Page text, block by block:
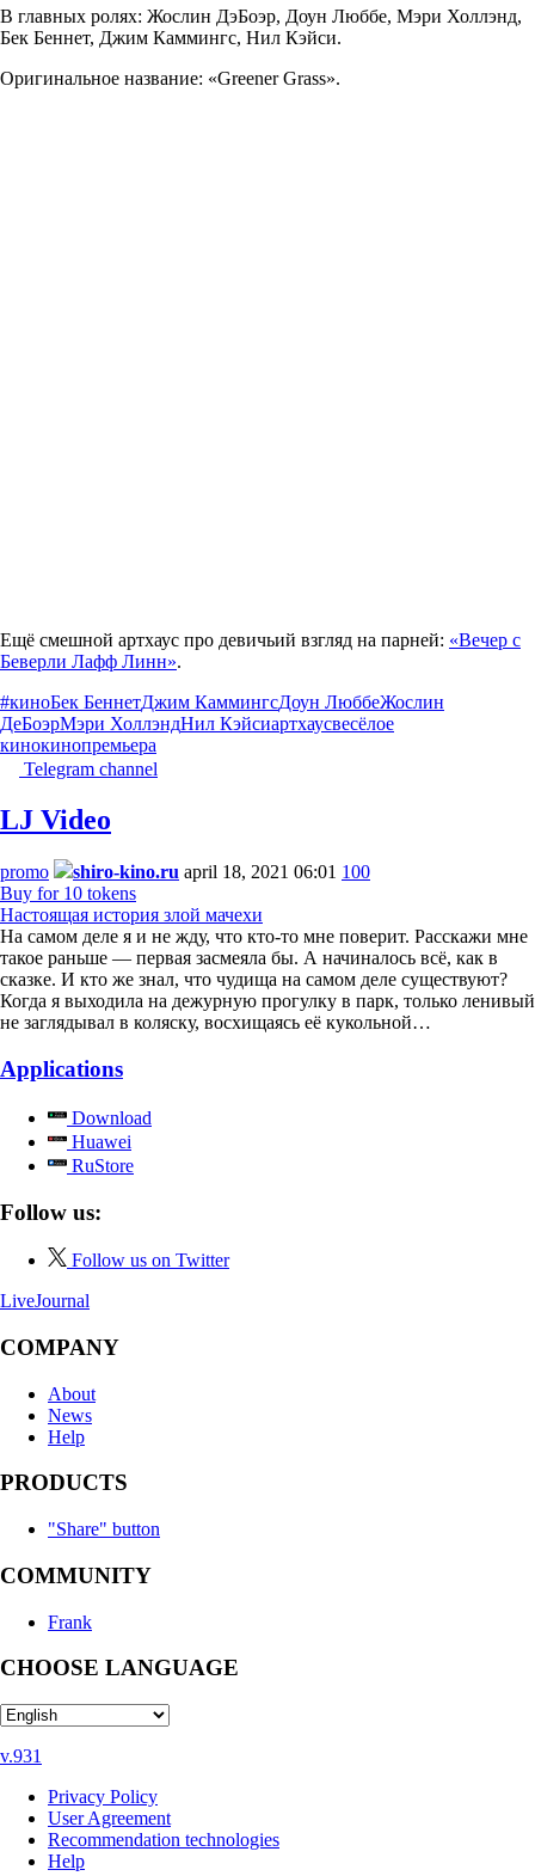
В главных ролях: Жослин ДэБоэр, Доун Люббе, Мэри Холлэнд,
Бек Беннет, Джим Каммингс, Нил Кэйси.
Оригинальное название: «Greener Grass».
Ещё смешной артхаус про девичьий взгляд на парней: «Вечер с
Беверли Лафф Линн».
#киноБек БеннетДжим КаммингсДоун ЛюббеЖослин
ДеБоэрМэри ХоллэндНил Кэйсиартхаусвесёлое
кинокинопремьера
Telegram channel
LJ Video
promo shiro-kino.ru april 18, 2021 06:01 100
Buy for 10 tokens
Настоящая история злой мачехи
На самом деле я и не жду, что кто-то мне поверит. Расскажи мне
такое раньше — первая засмеяла бы. А начиналось всё, как в
сказке. И кто же знал, что чудища на самом деле существуют?
Когда я выходила на дежурную прогулку в парк, только ленивый
не заглядывал в коляску, восхищаясь её кукольной…
Applications
Download
Huawei
RuStore
Follow us:
Follow us on Twitter
LiveJournal
COMPANY
About
News
Help
PRODUCTS
"Share" button
COMMUNITY
Frank
CHOOSE LANGUAGE
v.931
Privacy Policy
User Agreement
Recommendation technologies
Help